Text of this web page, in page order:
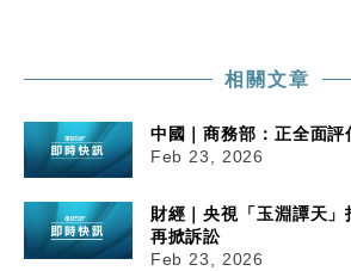
相關文章
中國｜商務部：正全面
Feb 23, 2026
財經｜央視「玉淵譚天
再掀訴訟
Feb 23, 2026